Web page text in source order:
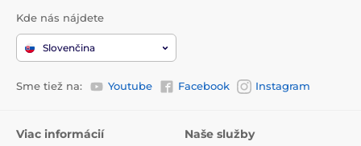
Kde nás nájdete
Slovenčina
Sme tiež na: Youtube Facebook Instagram
Viac informácií Naše služby